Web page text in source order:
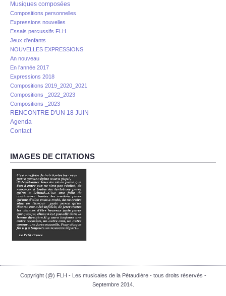
Musiques composées
Compositions personnelles
Expressions nouvelles
Essais percussifs FLH
Jeux d'enfants
NOUVELLES EXPRESSIONS
An nouveau
En l'année 2017
Expressions 2018
Compositions 2019_2020_2021
Compositions _2022_2023
Compositions _2023
RENCONTRE D'UN 18 JUIN
Agenda
Contact
IMAGES DE CITATIONS
Copyright (@) FLH - Les musicales de la Pétaudière - tous droits réservés -
Septembre 2014.